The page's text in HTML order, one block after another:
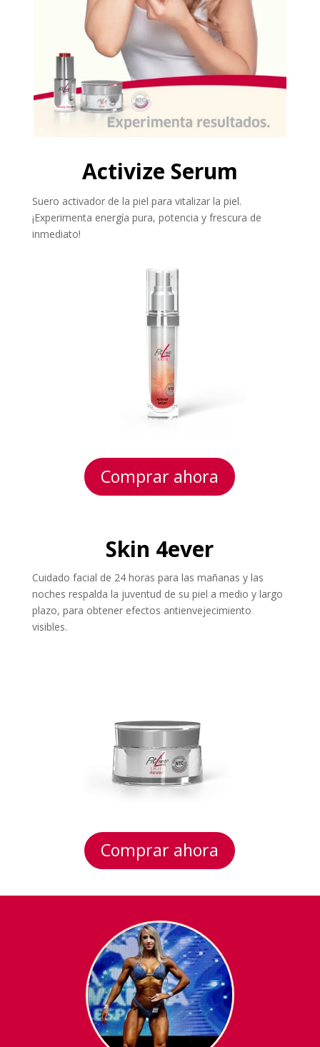
Activize Serum
Suero activador de la piel para vitalizar la piel.
¡Experimenta energía pura, potencia y frescura de
inmediato!
Comprar ahora
Skin 4ever
Cuidado facial de 24 horas para las mañanas y las
noches respalda la juventud de su piel a medio y largo
plazo, para obtener efectos antienvejecimiento
visibles.
Comprar ahora